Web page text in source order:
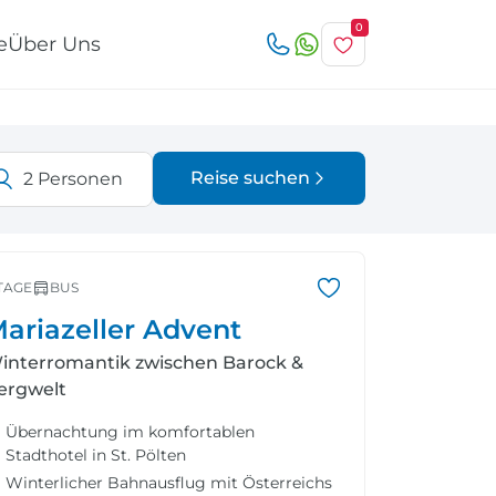
Über Uns
0
2 Personen Reise suchen
BUS
Advent
zwischen Barock &
Übernachtung im komfortablen
Stadthotel in St. Pölten
Winterlicher Bahnausflug mit Österreichs